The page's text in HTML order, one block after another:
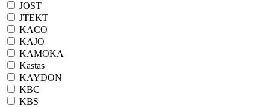
JOST
JTEKT
KACO
KAJO
KAMOKA
Kastas
KAYDON
KBC
KBS